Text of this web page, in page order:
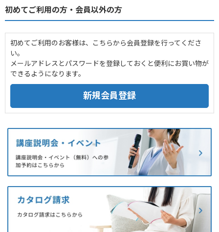
初めてご利用の方・会員以外の方
初めてご利用のお客様は、こちらから会員登録を行ってくださ
い。
メールアドレスとパスワードを登録しておくと便利にお買い物が
できるようになります。